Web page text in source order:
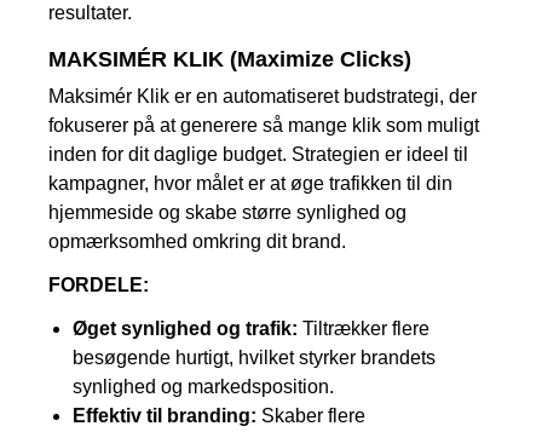
resultater.
MAKSIMÉR KLIK (Maximize Clicks)
Maksimér Klik er en automatiseret budstrategi, der
fokuserer på at generere så mange klik som muligt
inden for dit daglige budget. Strategien er ideel til
kampagner, hvor målet er at øge trafikken til din
hjemmeside og skabe større synlighed og
opmærksomhed omkring dit brand.
FORDELE:
Øget synlighed og trafik: Tiltrækker flere
besøgende hurtigt, hvilket styrker brandets
synlighed og markedsposition.
Effektiv til branding: Skaber flere